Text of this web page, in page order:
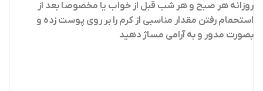
روزانه هر صبح و هر شب قبل از خواب یا مخصوصا بعد از
استحمام رفتن مقدار مناسبی از کرم را بر روی پوست زده و
بصورت مدور و به آرامی مساژ دهید